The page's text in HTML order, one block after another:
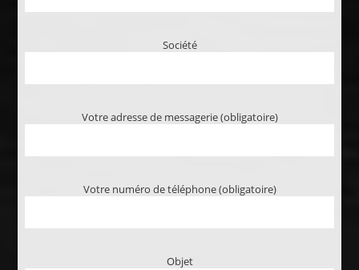
Société
Votre adresse de messagerie (obligatoire)
Votre numéro de téléphone (obligatoire)
Objet